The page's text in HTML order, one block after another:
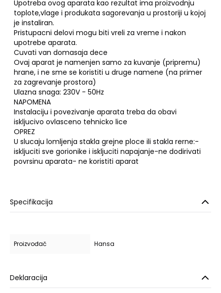
Upotreba ovog aparata kao rezultat ima proizvodnju
toplote,vlage i produkata sagorevanja u prostoriji u kojoj
je instaliran.
Pristupacni delovi mogu biti vreli za vreme i nakon
upotrebe aparata.
Cuvati van domasaja dece
Ovaj aparat je namenjen samo za kuvanje (pripremu)
hrane, i ne sme se koristiti u druge namene (na primer
za zagrevanje prostora)
Ulazna snaga: 230V - 50Hz
NAPOMENA
Instalaciju i povezivanje aparata treba da obavi
iskljucivo ovlasceno tehnicko lice
OPREZ
U slucaju lomljenja stakla grejne ploce ili stakla rerne:-
iskljuciti sve gorionike i iskljuciti napajanje-ne dodirivati
povrsinu aparata- ne koristiti aparat
Specifikacija
Proizvođač Hansa
Deklaracija